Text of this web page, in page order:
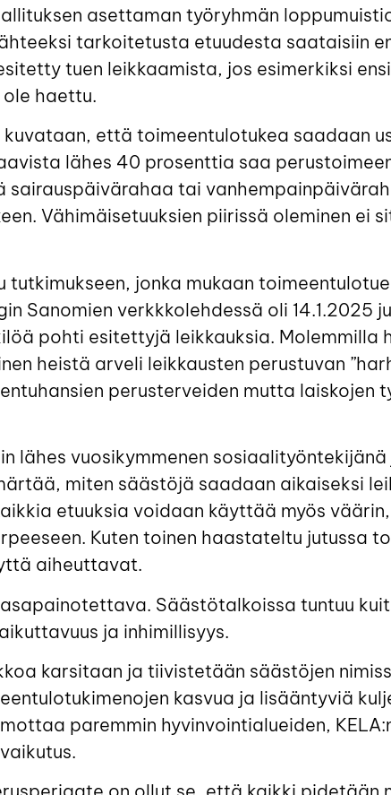
asettaman työryhmän
tarkoitetusta etuudesta saataisiin
tuen leikkaamista, jos esimerkiksi
haettu.
että toimeentulotukea saadaan
lähes 40 prosenttia saa
sairauspäivärahaa tai
Vähimäisetuuksien piirissä oleminen ei
tutkimukseen, jonka mukaan
Sanomien verkkkolehdessä oli 14.1.2025
pohti esitettyjä leikkauksia. Molemmilla
heistä arveli leikkausten perustuvan
perusterveiden mutta
lähes vuosikymmenen
miten säästöjä saadaan aikaiseksi
etuuksia voidaan käyttää myös
Kuten toinen haastateltu jutussa
aiheuttavat.
Säästötalkoissa tuntuu
ja inhimillisyys.
karsitaan ja tiivistetään säästöjen
kasvua ja lisääntyviä
paremmin hyvinvointialueiden,